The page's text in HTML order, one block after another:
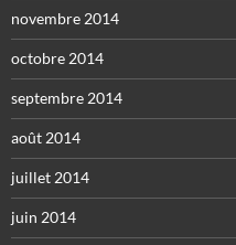
novembre 2014
octobre 2014
septembre 2014
août 2014
juillet 2014
juin 2014